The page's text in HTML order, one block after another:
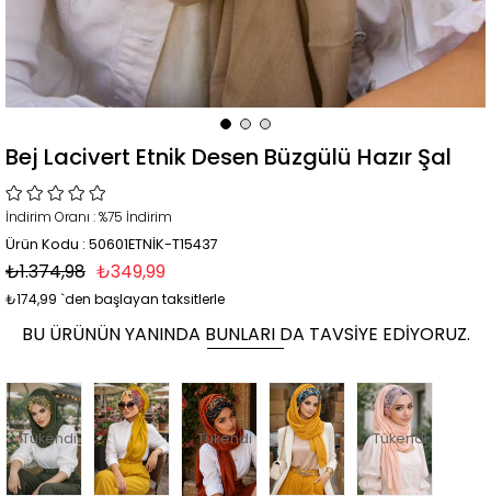
Bej Lacivert Etnik Desen Büzgülü Hazır Şal
İndirim Oranı :%75 İndirim
Ürün Kodu : 50601ETNİK-T15437
₺1.374,98 ₺349,99
₺174,99 `den başlayan taksitlerle
BU ÜRÜNÜN YANINDA BUNLARI DA TAVSIYE EDIYORUZ.
Tükendi Tükendi Tükendi